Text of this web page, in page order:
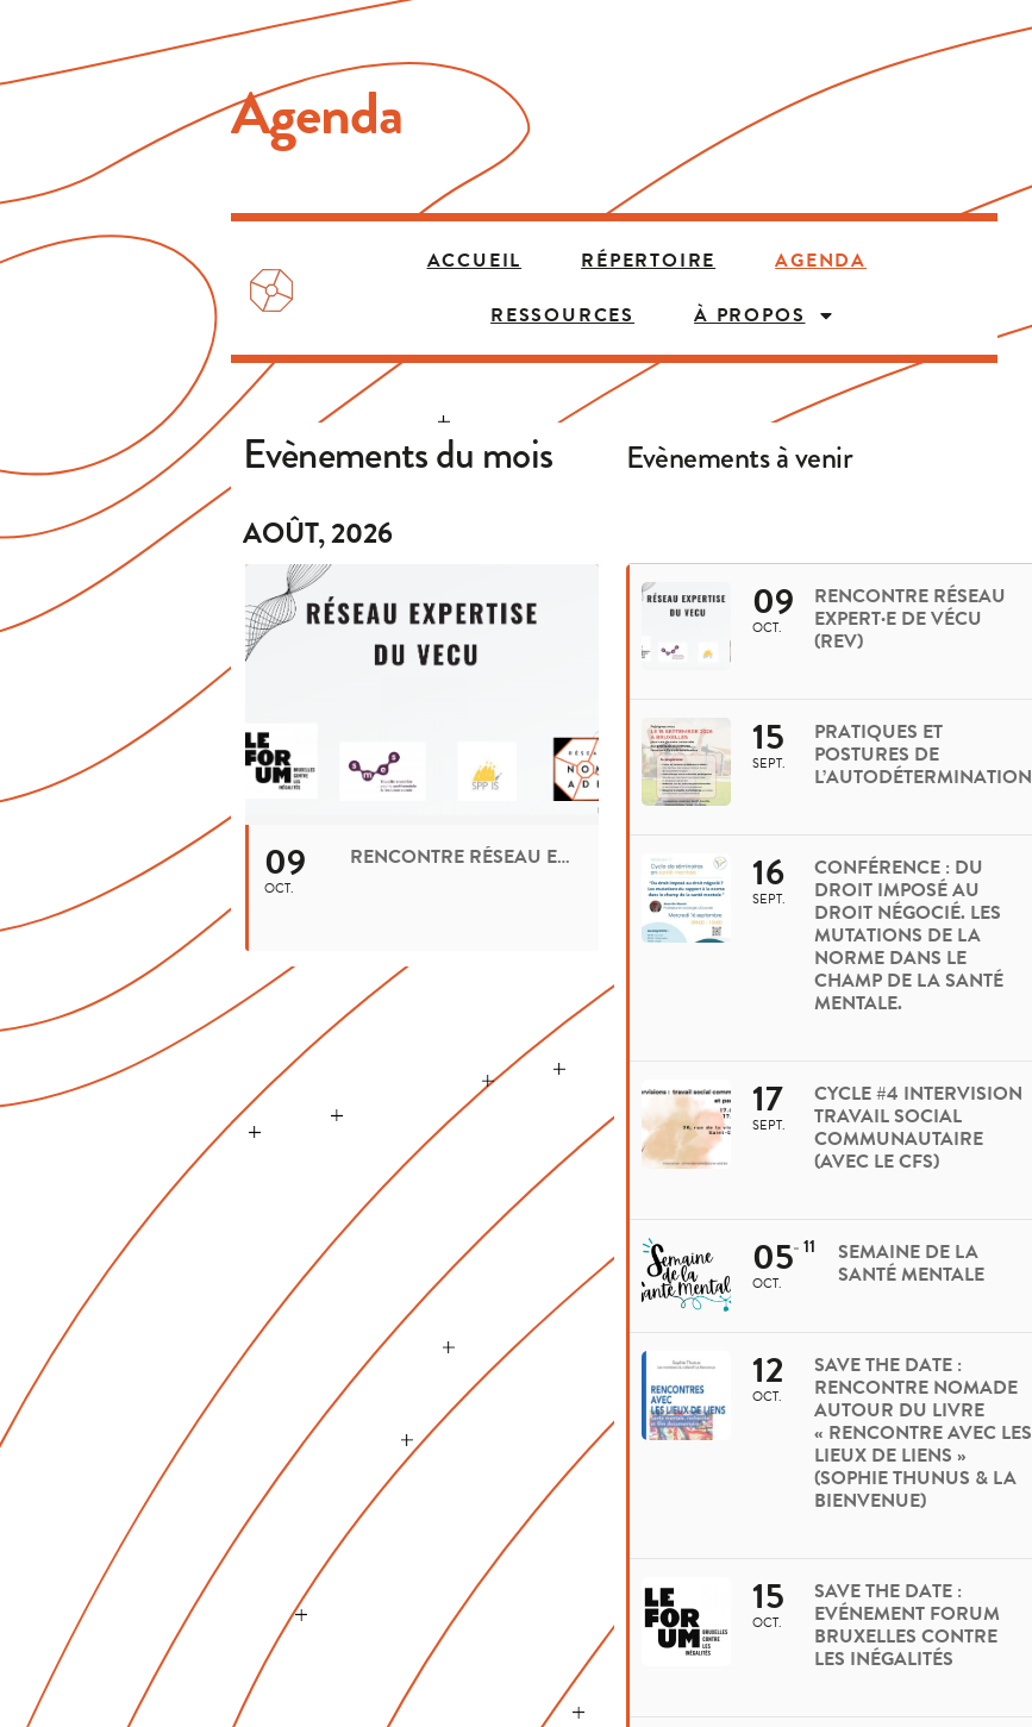
Agenda
ACCUEIL RÉPERTOIRE
AGENDA
RESSOURCES
À PROPOS
Evènements du mois
AOÛT, 2026
09
OCT.
RENCONTRE RÉSEAU EXPERT·E DE VÉCU (REV)
Evènements à venir
09
OCT.
RENCONTRE RÉSEAU
EXPERT·E DE VÉCU
(REV)
15
SEPT.
PRATIQUES ET
POSTURES DE
L’AUTODÉTERMINATION
16
SEPT.
CONFÉRENCE : DU
DROIT IMPOSÉ AU
DROIT NÉGOCIÉ. LES
MUTATIONS DE LA
NORME DANS LE
CHAMP DE LA SANTÉ
MENTALE.
17
SEPT.
CYCLE #4 INTERVISION
TRAVAIL SOCIAL
COMMUNAUTAIRE
(AVEC LE CFS)
05
OCT.
11 SEMAINE DE LA
SANTÉ MENTALE
12
OCT.
SAVE THE DATE :
RENCONTRE NOMADE
AUTOUR DU LIVRE
« RENCONTRE AVEC LES
LIEUX DE LIENS »
(SOPHIE THUNUS & LA
BIENVENUE)
15
OCT.
SAVE THE DATE :
EVÉNEMENT FORUM
BRUXELLES CONTRE
LES INÉGALITÉS